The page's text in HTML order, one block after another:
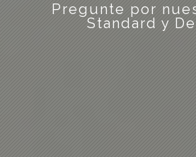
Pregunte por
Standard y